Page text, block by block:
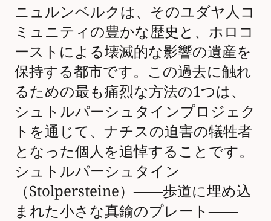
ニュルンベルクは、そのユダヤ人コ
ミュニティの豊かな歴史と、ホロコ
ーストによる壊滅的な影響の遺産を
保持する都市です。この過去に触れ
るための最も痛烈な方法の1つは、
シュトルパーシュタインプロジェク
トを通じて、ナチスの迫害の犠牲者
となった個人を追悼することです。
シュトルパーシュタイン
（Stolpersteine）――歩道に埋め込
まれた小さな真鍮のプレート――